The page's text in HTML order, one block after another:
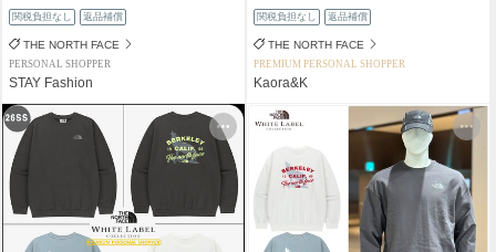
関税負担なし 返品補償
THE NORTH FACE
PERSONAL SHOPPER
STAY Fashion
関税負担なし 返品補償
THE NORTH FACE
PREMIUM PERSONAL SHOPPER
Kaora&K